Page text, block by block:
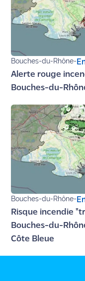
Bouches-du-Rhône-
Alerte rouge
Bouches-du-
Bouches-du-Rhône-
Risque incendie
Bouches-du-
Côte Bleue